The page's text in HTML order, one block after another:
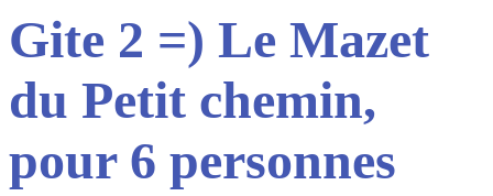
Gite 2 =) Le Mazet
du Petit chemin,
pour 6 personnes